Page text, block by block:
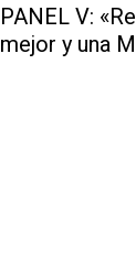
PANEL V:
mejor y una